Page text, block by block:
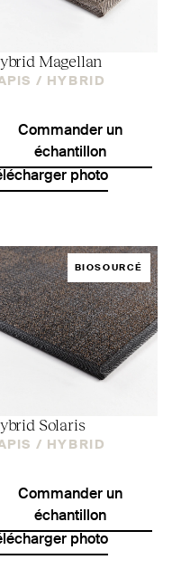
Magellan
/ HYBRID
Commander un
échantillon
photo
BIOSOURCÉ
Solaris
/ HYBRID
Commander un
échantillon
photo